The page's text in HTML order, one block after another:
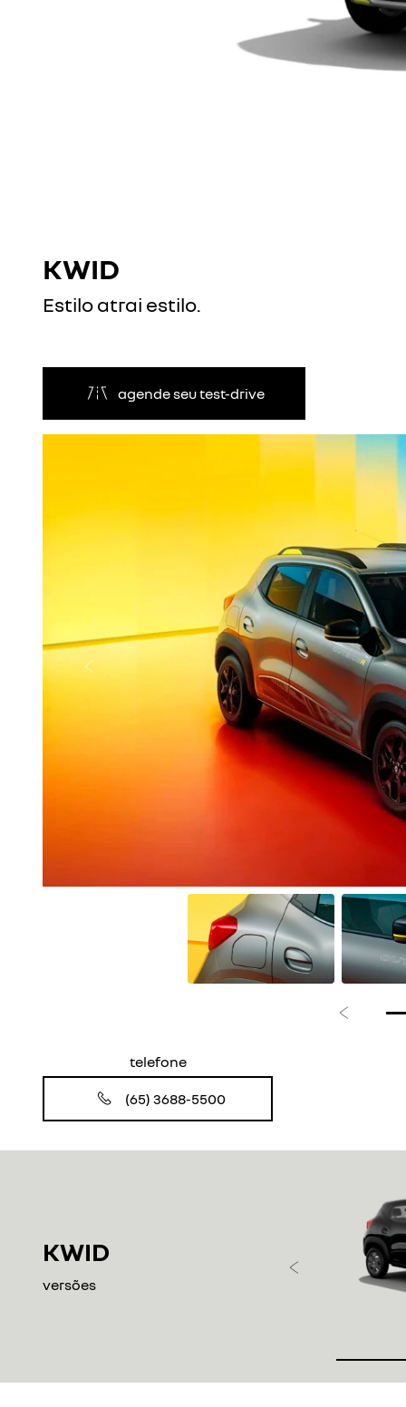
KWID
Estilo atrai estilo.
agende seu test-drive
Anterior
Anterior
telefone
(65) 3688-5500
KWID
versões